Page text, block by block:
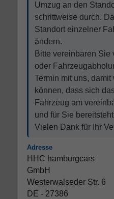
Umzug an den
schrittweise durch.
Standort einzelner
ändern.
Bitte vereinbaren
oder
Termin mit uns,
können, dass sich
Fahrzeug am
und für Sie
Vielen Dank für Ihr
Adresse
HHC hamburgcars
GmbH
Westerwalseder Str. 6
DE - 27386